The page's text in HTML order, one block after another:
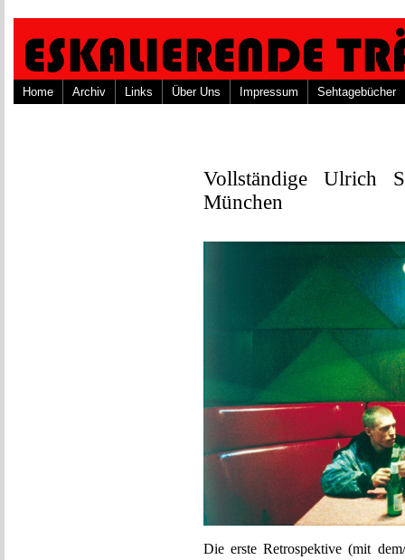
Home Archiv Links Über Uns Impressum Sehtagebücher
Vollständige Ulrich
München
Die erste Retrospektive (mit